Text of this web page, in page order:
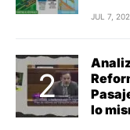
JUL 7,
lo